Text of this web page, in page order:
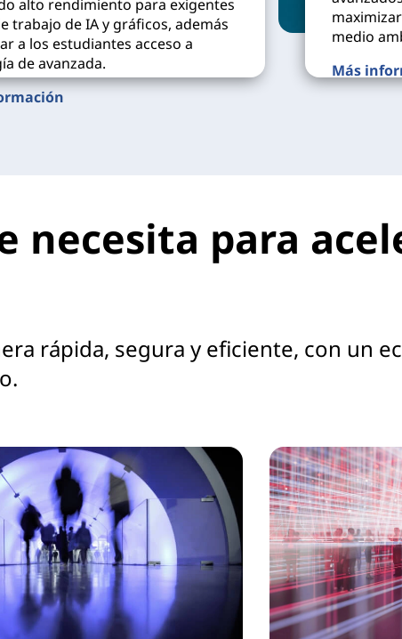
alto rendimiento para exigentes
trabajo de IA y gráficos, además
a los estudiantes acceso a
de avanzada.
medio
Más
necesita para
rápida, segura y eficiente, con un